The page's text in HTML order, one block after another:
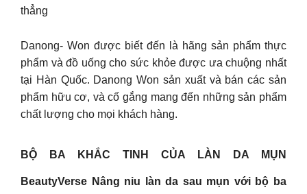
thẳng
Danong- Won được biết đến là hãng sản phẩm thực
phẩm và đồ uống cho sức khỏe được ưa chuộng nhất
tại Hàn Quốc. Danong Won sản xuất và bán các sản
phẩm hữu cơ, và cố gắng mang đến những sản phẩm
chất lượng cho mọi khách hàng.
BỘ BA KHẮC TINH CỦA LÀN DA MỤN
BeautyVerse Nâng niu làn da sau mụn với bộ ba